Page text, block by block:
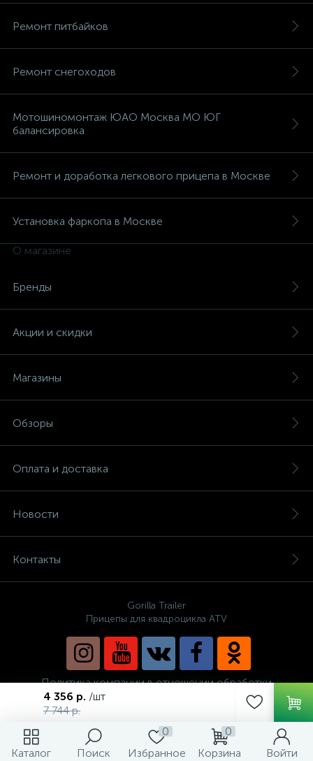
Каталог Поиск
0
Избранное
0
Корзина
Войти
4 356 р. /шт
7 744 р.
Ремонт питбайков
Ремонт снегоходов
Мотошиномонтаж ЮАО Москва МО ЮГ
балансировка
Ремонт и доработка легкового прицепа в Москве
Установка фаркопа в Москве
О магазине
Бренды
Акции и скидки
Магазины
Обзоры
Оплата и доставка
Новости
Контакты
Gorilla Trailer
Прицепы для квадроцикла ATV
Политика компании в отношении обработки
персональных данных